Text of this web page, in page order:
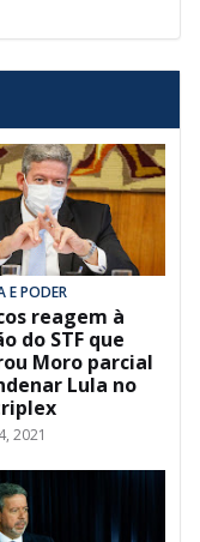
E PODER
reagem à
do STF que
Moro parcial
Lula no
2021